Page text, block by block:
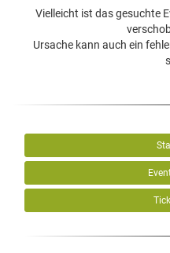
Vielleicht ist das gesuchte
Ursache kann auch ein